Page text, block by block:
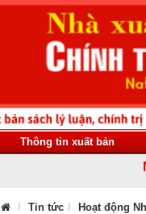
Thông tin xuất bản
Nhiệt
Tin tức Hoạt động